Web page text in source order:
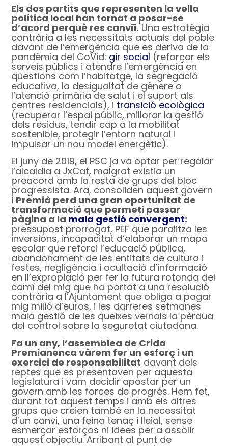
Els dos partits que representen la vella
política local han tornat a posar-se
d’acord perquè res canviï.Una estratègia
contrària a les necessitats actuals del poble
davant de l’emergència que es deriva de la
pandèmia del CoVid: gir social (reforçar els
serveis públics i atendre l’emergència en
qüestions com l’habitatge, la segregació
educativa, la desigualtat de gènere o
l’atenció primària de salut i el suport als
centres residencials), i transició ecològica
(recuperar l’espai públic, millorar la gestió
dels residus, tendir cap a la mobilitat
sostenible, protegir l’entorn natural i
impulsar un nou model energètic).
El juny de 2019, el PSC ja va optar per regalar
l’alcaldia a JxCat, malgrat existia un
preacord amb la resta de grups del bloc
progressista. Ara, consoliden aquest govern
i Premià perd una gran oportunitat de
transformació que permeti passar
pàgina a la mala gestió convergent:
pressupost prorrogat, PEF que paralitza les
inversions, incapacitat d’elaborar un mapa
escolar que reforci l’educació pública,
abandonament de les entitats de cultura i
festes, negligència i ocultació d’informació
en ll’expropiació per fer la futura rotonda del
camí del mig que ha portat a una resolució
contrària a l’Ajuntament que obliga a pagar
mig milió d’euros, i les darreres setmanes
mala gestió de les queixes veïnals la pèrdua
del control sobre la seguretat ciutadana.
Fa un any, l’assemblea de Crida
Premianenca vàrem fer un esforç i un
exercici de responsabilitat davant dels
reptes que es presentaven per aquesta
legislatura i vam decidir apostar per un
govern amb les forces de progrés. Hem fet,
durant tot aquest temps i amb els altres
grups que creien també en la necessitat
d’un canvi, una feina tenaç i lleial, sense
esmerçar esforços ni idees per a assolir
aquest objectiu. Arribant al punt de